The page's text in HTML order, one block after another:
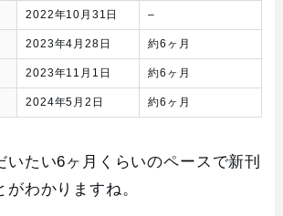
2022年10月31日 –
2023年4月28日 約6ヶ月
2023年11月1日 約6ヶ月
2024年5月2日 約6ヶ月
いたい6ヶ月くらいのペースで新刊
わかりますね。